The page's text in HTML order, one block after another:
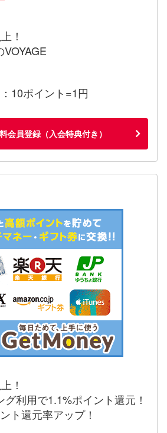
！
10ポイント=1円
会員登録（入会特典付き）
！
利用で1.1%ポイント還元！
ト還元率アップ！